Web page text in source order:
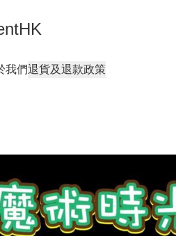
我們退貨及退款政策